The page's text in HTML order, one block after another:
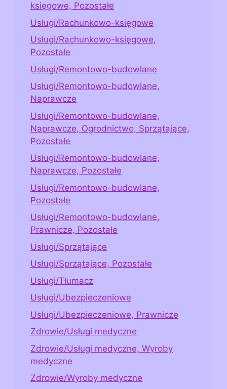
księgowe, Pozostałe
Usługi/Rachunkowo-księgowe
Usługi/Rachunkowo-księgowe,
Pozostałe
Usługi/Remontowo-budowlane
Usługi/Remontowo-budowlane,
Naprawcze
Usługi/Remontowo-budowlane,
Naprawcze, Ogrodnictwo, Sprzątające,
Pozostałe
Usługi/Remontowo-budowlane,
Naprawcze, Pozostałe
Usługi/Remontowo-budowlane,
Pozostałe
Usługi/Remontowo-budowlane,
Prawnicze, Pozostałe
Usługi/Sprzątające
Usługi/Sprzątające, Pozostałe
Usługi/Tłumacz
Usługi/Ubezpieczeniowe
Usługi/Ubezpieczeniowe, Prawnicze
Zdrowie/Usługi medyczne
Zdrowie/Usługi medyczne, Wyroby
medyczne
Zdrowie/Wyroby medyczne